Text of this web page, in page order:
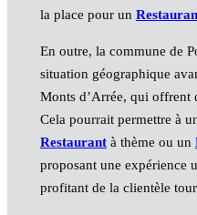
la place pour un
En outre, la commune de
situation géographique
Monts d’Arrée, qui offrent
Cela pourrait permettre à
Restaurantà thème ou un
proposant une expérience
profitant de la clientèle